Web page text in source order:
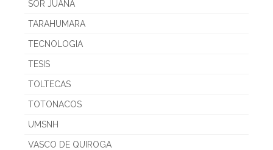
SOR JUANA
TARAHUMARA
TECNOLOGIA
TESIS
TOLTECAS
TOTONACOS
UMSNH
VASCO DE QUIROGA